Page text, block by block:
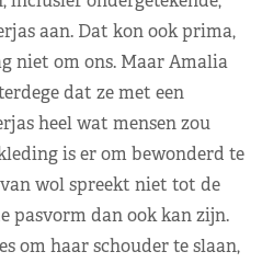
aan. Dat kon ook prima,
niet om ons. Maar Amalia
dat ze met een
heel wat mensen zou
is er om bewonderd te
wol spreekt niet tot de
pasvorm dan ook kan zijn.
om haar schouder te slaan,